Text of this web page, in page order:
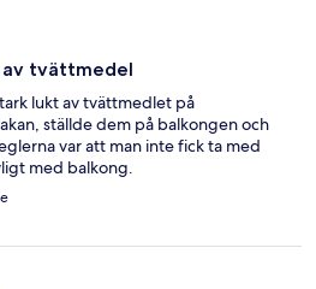
av tvättmedel
lukt av tvättmedlet på
ställde dem på balkongen och
var att man inte fick ta med
med balkong.